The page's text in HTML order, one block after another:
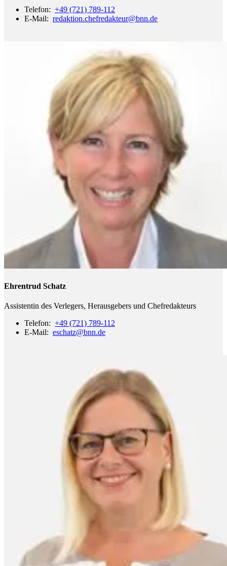
Telefon: +49 (721) 789-112
E-Mail: redaktion.chefredakteur@bnn.de
Ehrentrud Schatz
Assistentin des Verlegers, Herausgebers und Chefredakteurs
Telefon: +49 (721) 789-112
E-Mail: eschatz@bnn.de